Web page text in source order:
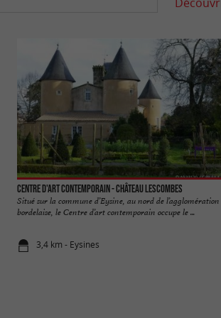
Centre d'art contemporain - Château Lescombes
Situé sur la commune d’Eysine, au nord de l’agglomération
bordelaise, le Centre d’art contemporain occupe le ...
3,4 km - Eysines